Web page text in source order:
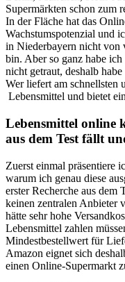
Supermärkten schon zum
In der Fläche hat das
Wachstumspotenzial und
in Niederbayern nicht von
bin. Aber so ganz habe
nicht getraut, deshalb
Wer liefert am schnellsten
Lebensmittel und bietet
Lebensmittel online
aus dem Test fällt
Zuerst einmal präsentiere
warum ich genau diese
erster Recherche aus dem
keinen zentralen Anbieter
hätte sehr hohe
Lebensmittel zahlen
Mindestbestellwert für
Amazon eignet sich
einen Online-Supermarkt